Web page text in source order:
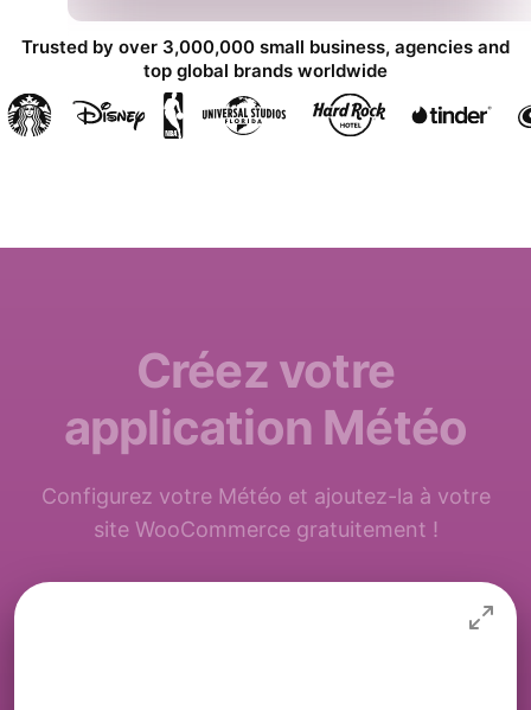
Trusted by over 3,000,000 small business, agencies and
top global brands worldwide
Créez votre
application Météo
Configurez votre Météo et ajoutez-la à votre
site WooCommerce gratuitement !